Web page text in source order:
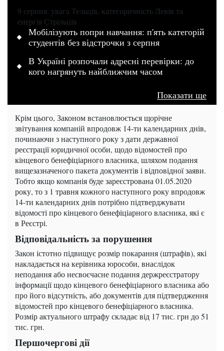
9 серпня: увага Тельців, категоричність Левів та
енергія Стрільців
Мобілізують попри навчання: п'ять категорій
студентів без відстрочки з серпня
В Україні розпочали адресні перевірки: до
кого нагрянуть найближчим часом
Показати ще
Крім цього, Законом встановлюється щорічне
звітування компаній впродовж 14-ти календарних днів,
починаючи з наступного року з дати державної
реєстрації юридичної особи, щодо відомостей про
кінцевого бенефіціарного власника, шляхом подання
вищезазначеного пакета документів і відповідної заяви.
Тобто якщо компанія буде зареєстрована 01.05.2020
року, то з 1 травня кожного наступного року впродовж
14-ти календарних днів потрібно підтверджувати
відомості про кінцевого бенефіціарного власника, які є
в Реєстрі.
Відповідальність за порушення
Закон істотно підвищує розмір покарання (штрафів), які
накладається на керівника юрособи, внаслідок
неподання або несвоєчасне подання держреєстратору
інформації щодо кінцевого бенефіціарного власника або
про його відсутність, або документів для підтвердження
відомостей про кінцевого бенефіціарного власника.
Розмір актуального штрафу складає від 17 тис. грн до 51
тис. грн.
Першочергові дії